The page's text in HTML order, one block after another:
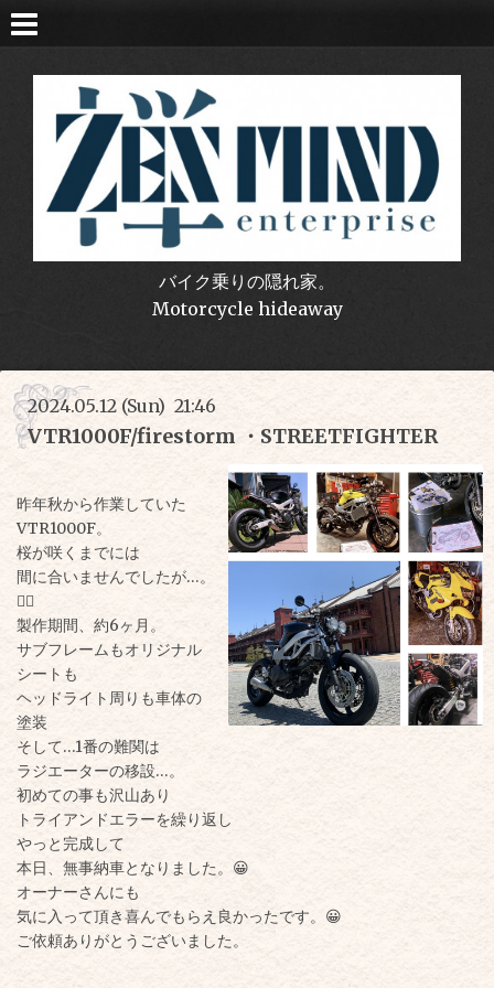
バイク乗りの隠れ家。
Motorcycle hideaway
2024.05.12 (Sun) 21:46
VTR1000F/firestorm ・STREETFIGHTER
昨年秋から作業していた
VTR1000F。
桜が咲くまでには
間に合いませんでしたが…。
🙇‍♂️
製作期間、約6ヶ月。
サブフレームもオリジナル
シートも
ヘッドライト周りも車体の
塗装
そして…1番の難関は
ラジエーターの移設…。
初めての事も沢山あり
トライアンドエラーを繰り返し
やっと完成して
本日、無事納車となりました。😀
オーナーさんにも
気に入って頂き喜んでもらえ 良かったです。😀
ご依頼ありがとうございました。